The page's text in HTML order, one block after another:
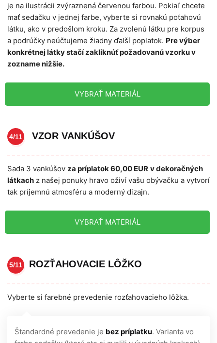
je na ilustrácii zvýraznená červenou farbou. Pokiaľ chcete
mať sedačku v jednej farbe, vyberte si rovnakú poťahovú
látku, ako v predošlom kroku. Za zvolenú látku pre korpus
a podrúčky neúčtujeme žiadny ďalší poplatok. Pre výber
konkrétnej látky stačí zakliknúť požadovanú vzorku v
zozname nižšie.
VYBRAŤ MATERIÁL
4/11 VZOR VANKÚŠOV
Sada 3 vankúšov za príplatok 60,00 EUR v dekoračných
látkach z našej ponuky hravo oživí vašu obývačku a vytvorí
tak príjemnú atmosféru a moderný dizajn.
VYBRAŤ MATERIÁL
5/11 ROZŤAHOVACIE LÔŽKO
Vyberte si farebné prevedenie rozťahovacieho lôžka.
Štandardné prevedenie je bez príplatku. Varianta vo